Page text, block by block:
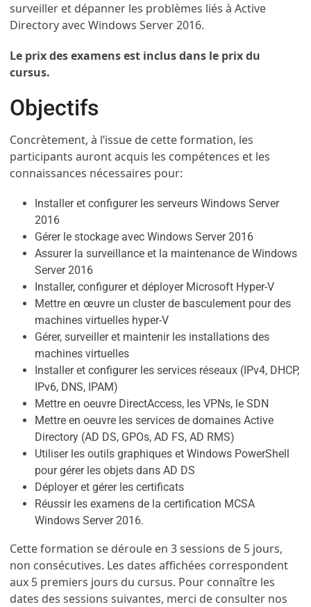
surveiller et dépanner les problèmes liés à Active
Directory avec Windows Server 2016.
Le prix des examens est inclus dans le prix du
cursus.
Objectifs
Concrètement, à l’issue de cette formation, les
participants auront acquis les compétences et les
connaissances nécessaires pour:
Installer et configurer les serveurs Windows Server
2016
Gérer le stockage avec Windows Server 2016
Assurer la surveillance et la maintenance de Windows
Server 2016
Installer, configurer et déployer Microsoft Hyper-V
Mettre en œuvre un cluster de basculement pour des
machines virtuelles hyper-V
Gérer, surveiller et maintenir les installations des
machines virtuelles
Installer et configurer les services réseaux (IPv4, DHCP,
IPv6, DNS, IPAM)
Mettre en oeuvre DirectAccess, les VPNs, le SDN
Mettre en oeuvre les services de domaines Active
Directory (AD DS, GPOs, AD FS, AD RMS)
Utiliser les outils graphiques et Windows PowerShell
pour gérer les objets dans AD DS
Déployer et gérer les certificats
Réussir les examens de la certification MCSA
Windows Server 2016.
Cette formation se déroule en 3 sessions de 5 jours,
non consécutives. Les dates affichées correspondent
aux 5 premiers jours du cursus. Pour connaître les
dates des sessions suivantes, merci de consulter nos